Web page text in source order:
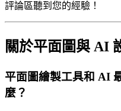
評論區聽到您的經驗！
關於平面圖與 AI
平面圖繪製工具和 AI
麼？